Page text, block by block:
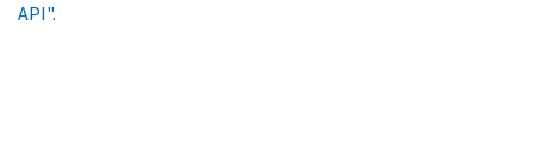
API".